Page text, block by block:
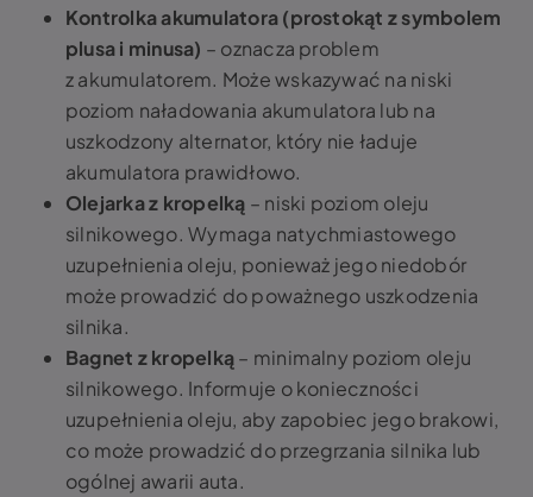
Kontrolka akumulatora (prostokąt z symbolem
plusa i minusa) – oznacza problem
z akumulatorem. Może wskazywać na niski
poziom naładowania akumulatora lub na
uszkodzony alternator, który nie ładuje
akumulatora prawidłowo.
Olejarka z kropelką – niski poziom oleju
silnikowego. Wymaga natychmiastowego
uzupełnienia oleju, ponieważ jego niedobór
może prowadzić do poważnego uszkodzenia
silnika.
Bagnet z kropelką– minimalny poziom oleju
silnikowego. Informuje o konieczności
uzupełnienia oleju, aby zapobiec jego brakowi,
co może prowadzić do przegrzania silnika lub
ogólnej awarii auta.